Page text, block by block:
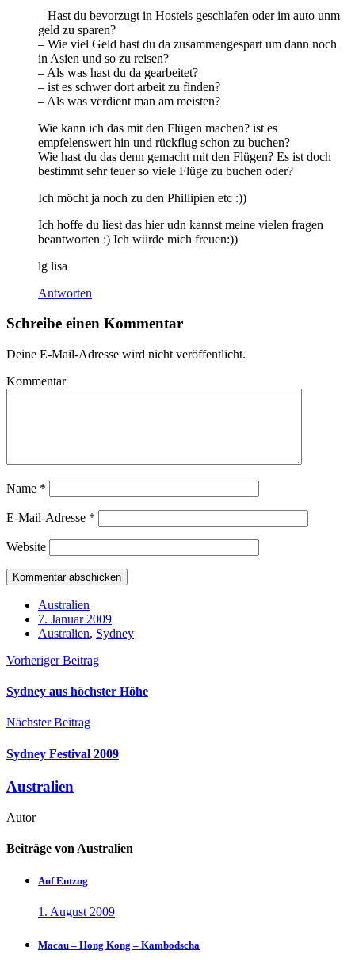
– Hast du bevorzugt in Hostels geschlafen oder im auto unm
geld zu sparen?
– Wie viel Geld hast du da zusammengespart um dann noch
in Asien und so zu reisen?
– Als was hast du da gearbeitet?
– ist es schwer dort arbeit zu finden?
– Als was verdient man am meisten?
Wie kann ich das mit den Flügen machen? ist es
empfelenswert hin und rückflug schon zu buchen?
Wie hast du das denn gemacht mit den Flügen? Es ist doch
bestimmt sehr teuer so viele Flüge zu buchen oder?
Ich möcht ja noch zu den Phillipien etc :))
Ich hoffe du liest das hier udn kannst meine vielen fragen
beantworten :) Ich würde mich freuen:))
lg lisa
Antworten
Schreibe einen Kommentar
Deine E-Mail-Adresse wird nicht veröffentlicht.
Kommentar
Name *
E-Mail-Adresse *
Website
Australien
7. Januar 2009
Australien, Sydney
Vorheriger Beitrag
Sydney aus höchster Höhe
Nächster Beitrag
Sydney Festival 2009
Australien
Autor
Beiträge von Australien
Auf Entzug
1. August 2009
Macau – Hong Kong – Kambodscha